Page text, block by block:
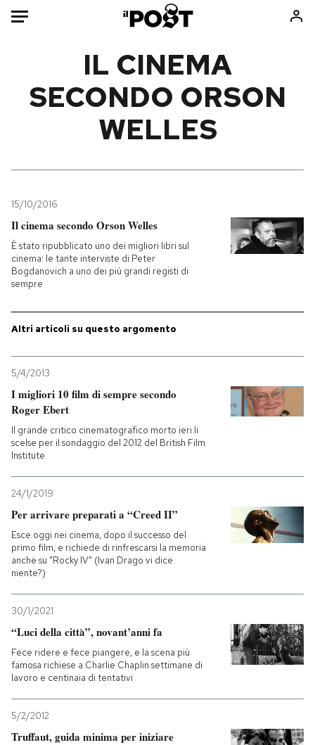
HOME
Internet
Cultura
Economia
Moda
Libri
Europa
NEWSLETTER
I MIEI PREFERITI
CALENDARIO
AREA PERSONALE
Entra
IL CINEMA
SECONDO ORSON
WELLES
15/10/2016
Il cinema secondo Orson Welles
È stato ripubblicato uno dei migliori libri sul
cinema: le tante interviste di Peter
Bogdanovich a uno dei più grandi registi di
sempre
Altri articoli su questo argomento
5/4/2013
I migliori 10 film di sempre secondo
Roger Ebert
Il grande critico cinematografico morto ieri li
scelse per il sondaggio del 2012 del British Film
Institute
24/1/2019
Per arrivare preparati a “Creed II”
Esce oggi nei cinema, dopo il successo del
primo film, e richiede di rinfrescarsi la memoria
anche su "Rocky IV" (Ivan Drago vi dice
niente?)
30/1/2021
“Luci della città”, novant’anni fa
Fece ridere e fece piangere, e la scena più
famosa richiese a Charlie Chaplin settimane di
lavoro e centinaia di tentativi
5/2/2012
Truffaut, guida minima per iniziare